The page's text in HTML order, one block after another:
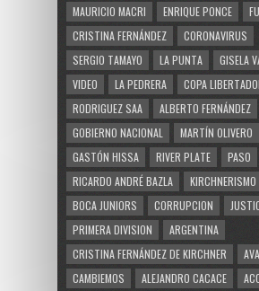
MAURICIO MACRI
ENRIQUE PONCE
CRISTINA FERNÁNDEZ
CORONAVIRUS
SERGIO TAMAYO
LA PUNTA
GISELA
VIDEO
LA PEDRERA
COPA
RODRIGUEZ SAA
ALBERTO FERNÁNDEZ
GOBIERNO NACIONAL
MARTÍN OLIVERO
GASTÓN HISSA
RIVER PLATE
PASO
RICARDO ANDRÉ BAZLA
KIRCHNERISMO
BOCA JUNIORS
CORRUPCION
PRIMERA DIVISION
ARGENTINA
CRISTINA FERNÁNDEZ DE KIRCHNER
CAMBIEMOS
ALEJANDRO CACACE